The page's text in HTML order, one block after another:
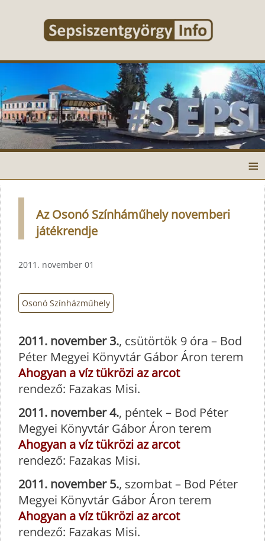
≡
Az Osonó Színháműhely novemberi
játékrendje
2011. november 01
Osonó Színházműhely
2011. november 3., csütörtök 9 óra – Bod
Péter Megyei Könyvtár Gábor Áron terem
Ahogyan a víz tükrözi az arcot
rendező: Fazakas Misi.
2011. november 4., péntek – Bod Péter
Megyei Könyvtár Gábor Áron terem
Ahogyan a víz tükrözi az arcot
rendező: Fazakas Misi.
2011. november 5., szombat – Bod Péter
Megyei Könyvtár Gábor Áron terem
Ahogyan a víz tükrözi az arcot
rendező: Fazakas Misi.